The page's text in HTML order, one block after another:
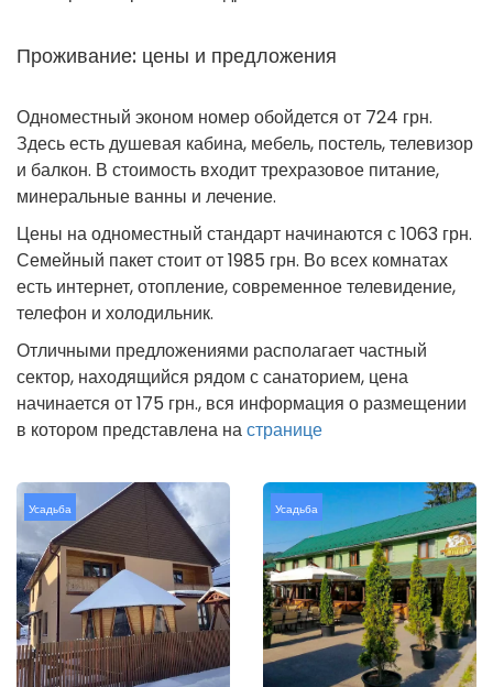
Проживание: цены и предложения
Одноместный эконом номер обойдется от 724 грн.
Здесь есть душевая кабина, мебель, постель, телевизор
и балкон. В стоимость входит трехразовое питание,
минеральные ванны и лечение.
Цены на одноместный стандарт начинаются с 1063 грн.
Семейный пакет стоит от 1985 грн. Во всех комнатах
есть интернет, отопление, современное телевидение,
телефон и холодильник.
Отличными предложениями располагает частный
сектор, находящийся рядом с санаторием, цена
начинается от 175 грн., вся информация о размещении
в котором представлена настранице
Усадьба Усадьба